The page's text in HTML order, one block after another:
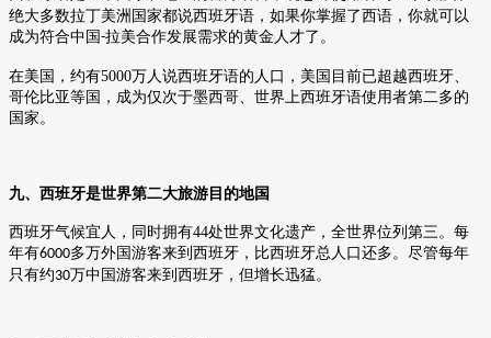
绝大多数拉丁美洲国家都说西班牙语，如果你掌握了西语，你就可以
成为符合中国 -拉美合作发展需求的黄金人才了。
在美国，约有5000万人说西班牙语的人口，美国目前已超越西班牙、
哥伦比亚等国，成为仅次于墨西哥、世界上西班牙语使用者第二多的
国家。
九、西班牙是世界第二大旅游目的地国
西班牙气候宜人，同时拥有44处世界文化遗产，全世界位列第三。每
年有6000多万外国游客来到西班牙，比西班牙总人口还多。尽管每年
只有约30万中国游客来到西班牙，但增长迅猛。